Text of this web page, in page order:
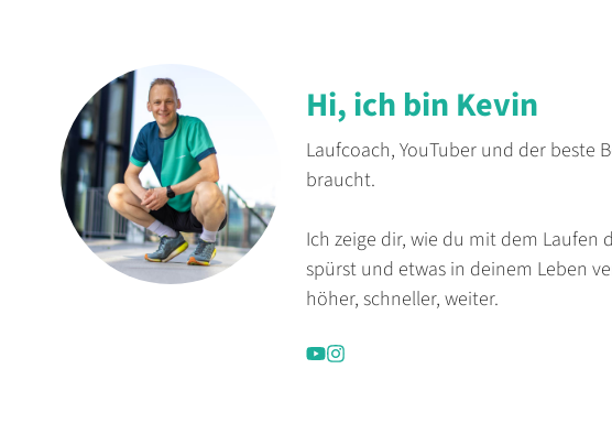
Hi, ich bin Kevin
Laufcoach, YouTuber und der beste
braucht.
Ich zeige dir, wie du mit dem
spürst und etwas in deinem Leben
höher, schneller, weiter.